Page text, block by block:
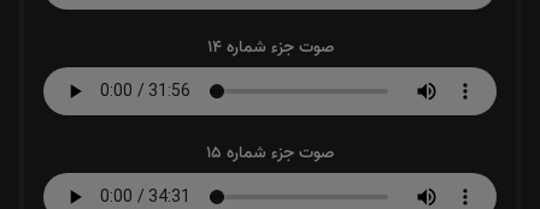
صوت جزء شماره 14
صوت جزء شماره 15